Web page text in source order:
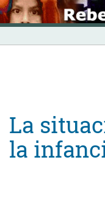
Skip
to
content
INICIO
La
la